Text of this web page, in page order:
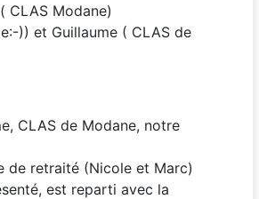
CLAS Modane)
)) et Guillaume ( CLAS de
CLAS de Modane, notre
de retraité (Nicole et Marc)
est reparti avec la